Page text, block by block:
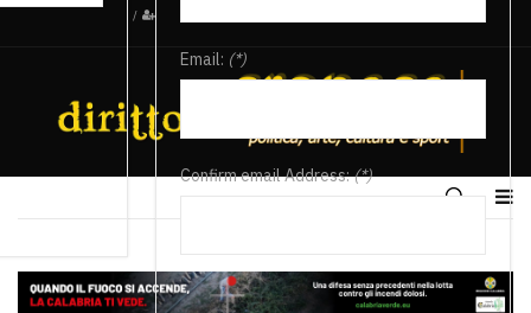
/
Email: (*)
Confirm email Address:(*)